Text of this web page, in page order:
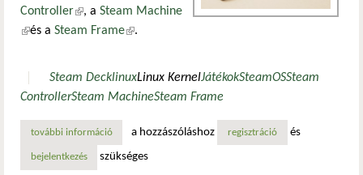
Controller(külső hivatkozás)
, a Steam Machine
(külső hivatkozás)
és a Steam Frame(külső hivatkozás)
.
Steam DecklinuxLinux KernelJátékokSteamOSSteam
ControllerSteam MachineSteam Frame
további információa steam hardvercsalád újjászületése – 2026-ban érkezik
a hozzászóláshoz regisztráció és
bejelentkezés szükséges